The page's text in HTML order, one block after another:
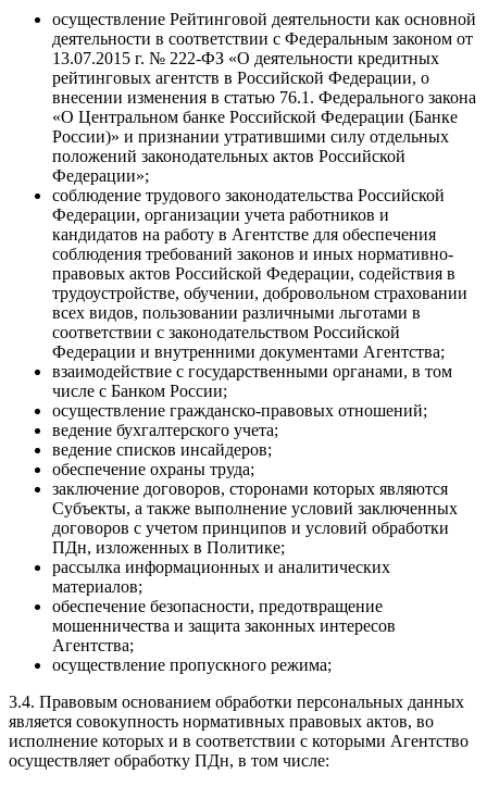
осуществление Рейтинговой деятельности как основной
деятельности в соответствии с Федеральным законом от
13.07.2015 г. № 222-ФЗ «О деятельности кредитных
рейтинговых агентств в Российской Федерации, о
внесении изменения в статью 76.1. Федерального закона
«О Центральном банке Российской Федерации (Банке
России)» и признании утратившими силу отдельных
положений законодательных актов Российской
Федерации»;
соблюдение трудового законодательства Российской
Федерации, организации учета работников и
кандидатов на работу в Агентстве для обеспечения
соблюдения требований законов и иных нормативно-
правовых актов Российской Федерации, содействия в
трудоустройстве, обучении, добровольном страховании
всех видов, пользовании различными льготами в
соответствии с законодательством Российской
Федерации и внутренними документами Агентства;
взаимодействие с государственными органами, в том
числе с Банком России;
осуществление гражданско-правовых отношений;
ведение бухгалтерского учета;
ведение списков инсайдеров;
обеспечение охраны труда;
заключение договоров, сторонами которых являются
Субъекты, а также выполнение условий заключенных
договоров с учетом принципов и условий обработки
ПДн, изложенных в Политике;
рассылка информационных и аналитических
материалов;
обеспечение безопасности, предотвращение
мошенничества и защита законных интересов
Агентства;
осуществление пропускного режима;
3.4. Правовым основанием обработки персональных данных
является совокупность нормативных правовых актов, во
исполнение которых и в соответствии с которыми Агентство
осуществляет обработку ПДн, в том числе: